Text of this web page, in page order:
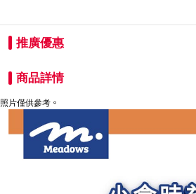
推廣優惠
商品詳情
照片僅供參考。